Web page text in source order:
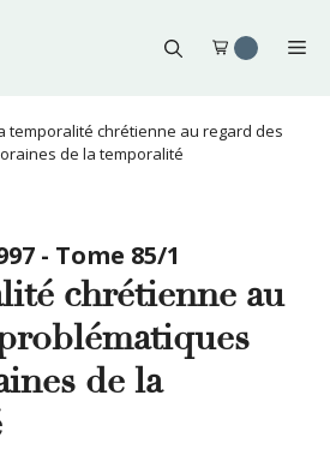
temporalité chrétienne au regard des
de la temporalité
- Tome 85/1
chrétienne au
de la